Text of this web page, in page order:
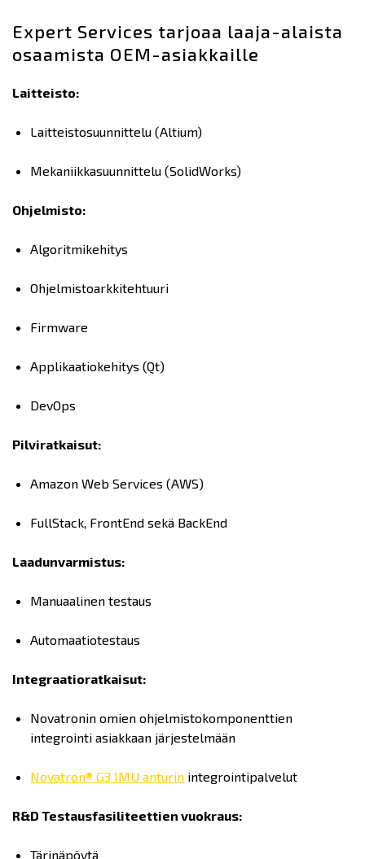
Expert Services tarjoaa laaja-alaista
osaamista OEM-asiakkaille
Laitteisto:
Laitteistosuunnittelu (Altium)
Mekaniikkasuunnittelu (SolidWorks)
Ohjelmisto:
Algoritmikehitys
Ohjelmistoarkkitehtuuri
Firmware
Applikaatiokehitys (Qt)
DevOps
Pilviratkaisut:
Amazon Web Services (AWS)
FullStack, FrontEnd sekä BackEnd
Laadunvarmistus:
Manuaalinen testaus
Automaatiotestaus
Integraatioratkaisut:
Novatronin omien ohjelmistokomponenttien
integrointi asiakkaan järjestelmään
Novatron® G3 IMU anturin integrointipalvelut
R&D Testausfasiliteettien vuokraus:
Tärinäpöytä